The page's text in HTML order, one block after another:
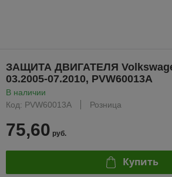
ЗАЩИТА ДВИГАТЕЛЯ
03.2005-07.2010, PVW60013A
В наличии
Код: PVW60013A
Розница
75,60 руб.
Купить